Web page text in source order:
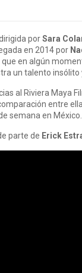
porSara
en 2014 por
en algún
un talento insólito
al Riviera Maya
entre
semana en México.
parte de Erick